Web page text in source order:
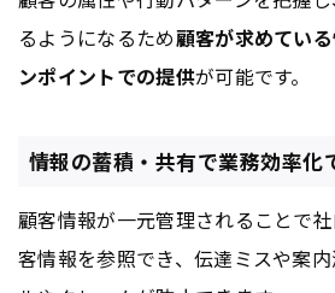
るようになるため顧客が求めてい
ンポイントでの提供が可能です。
情報の蓄積・共有で業務効率化
顧客情報が一元管理されることで
客情報を参照でき、伝達ミスや案